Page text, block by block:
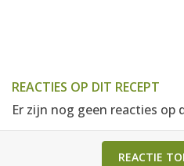
REACTIES OP DIT RECEPT
Er zijn nog geen reacties op
REACTIE